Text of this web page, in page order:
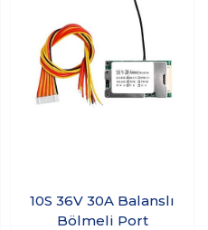
10S 36V 30A Balanslı
Bölmeli Port